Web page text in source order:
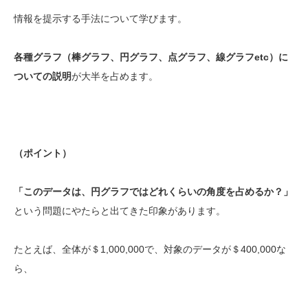
情報を提示する手法について学びます。
各種グラフ （棒グラフ、円グラフ、点グラフ、線グラフetc）に
ついての説明が大半を占めます。
（ポイント）
「このデータは、円グラフではどれくらいの角度を占めるか？」
という問題にやたらと出てきた印象があります。
たとえば、全体が＄1,000,000で、対象のデータが＄400,000な
ら、